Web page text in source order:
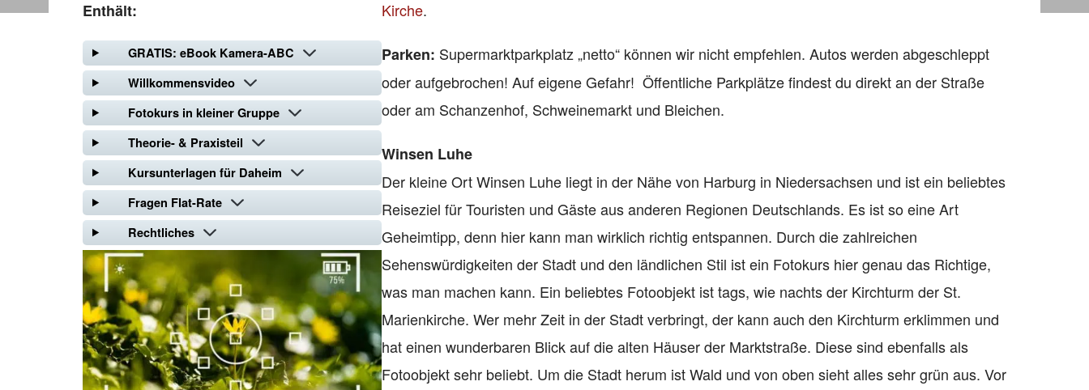
Enthält:
GRATIS: eBook Kamera-ABC
Willkommensvideo
Fotokurs in kleiner Gruppe
Theorie- & Praxisteil
Kursunterlagen für Daheim
Fragen Flat-Rate
Rechtliches
Kirche.
Parken: Supermarktparkplatz „netto“ können wir nicht empfehlen. Autos werden abgeschleppt
oder aufgebrochen! Auf eigene Gefahr! Öffentliche Parkplätze findest du direkt an der Straße
oder am Schanzenhof, Schweinemarkt und Bleichen.
Winsen Luhe
Der kleine Ort Winsen Luhe liegt in der Nähe von Harburg in Niedersachsen und ist ein beliebtes
Reiseziel für Touristen und Gäste aus anderen Regionen Deutschlands. Es ist so eine Art
Geheimtipp, denn hier kann man wirklich richtig entspannen. Durch die zahlreichen
Sehenswürdigkeiten der Stadt und den ländlichen Stil ist ein Fotokurs hier genau das Richtige,
was man machen kann. Ein beliebtes Fotoobjekt ist tags, wie nachts der Kirchturm der St.
Marienkirche. Wer mehr Zeit in der Stadt verbringt, der kann auch den Kirchturm erklimmen und
hat einen wunderbaren Blick auf die alten Häuser der Marktstraße. Diese sind ebenfalls als
Fotoobjekt sehr beliebt. Um die Stadt herum ist Wald und von oben sieht alles sehr grün aus. Vor